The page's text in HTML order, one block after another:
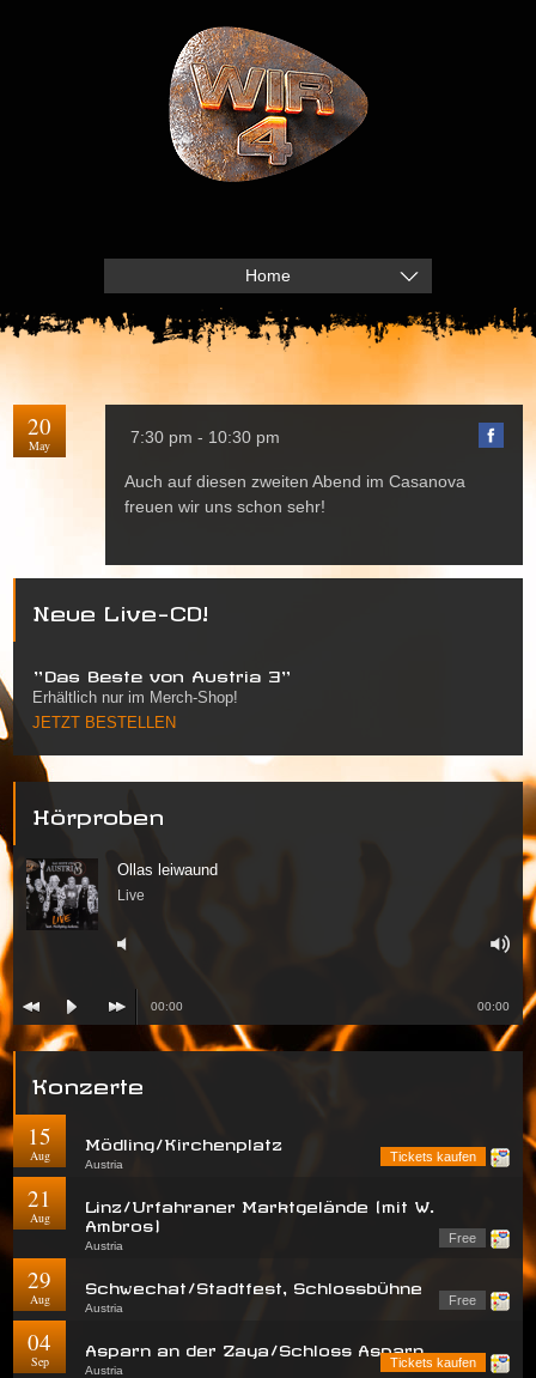
Home
20
May 7:30 pm - 10:30 pm
Auch auf diesen zweiten Abend im Casanova
freuen wir uns schon sehr!
Neue Live-CD!
"Das Beste von Austria 3"
Erhältlich nur im Merch-Shop!
JETZT BESTELLEN
Hörproben
Ollas leiwaund
Live
00:00 00:00
Konzerte
15
Aug
Mödling/Kirchenplatz
Austria
Tickets kaufen
21
Aug
Linz/Urfahraner Marktgelände (mit W.
Ambros)
Austria
Free
29
Aug
Schwechat/Stadtfest, Schlossbühne
Austria
Free
04
Sep
Asparn an der Zaya/Schloss Asparn
Austria
Tickets kaufen